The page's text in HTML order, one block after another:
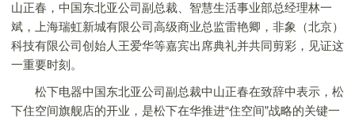
山正春，中国东北亚公司副总裁、智慧生活事业部总经理林一
斌，上海瑞虹新城有限公司高级商业总监雷艳卿，非象（北京）
科技有限公司创始人王爱华等嘉宾出席典礼并共同剪彩，见证这
一重要时刻。
松下电器中国东北亚公司副总裁中山正春在致辞中表示，松
下住空间旗舰店的开业，是松下在华推进“住空间”战略的关键一